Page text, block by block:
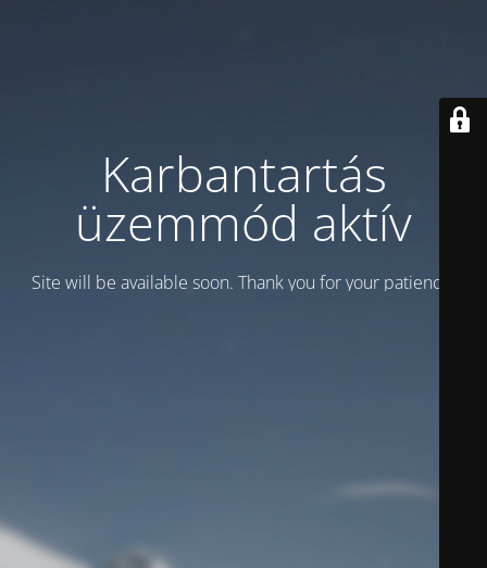
Karbantartás
üzemmód aktív
Site will be available soon. Thank you for your patience!